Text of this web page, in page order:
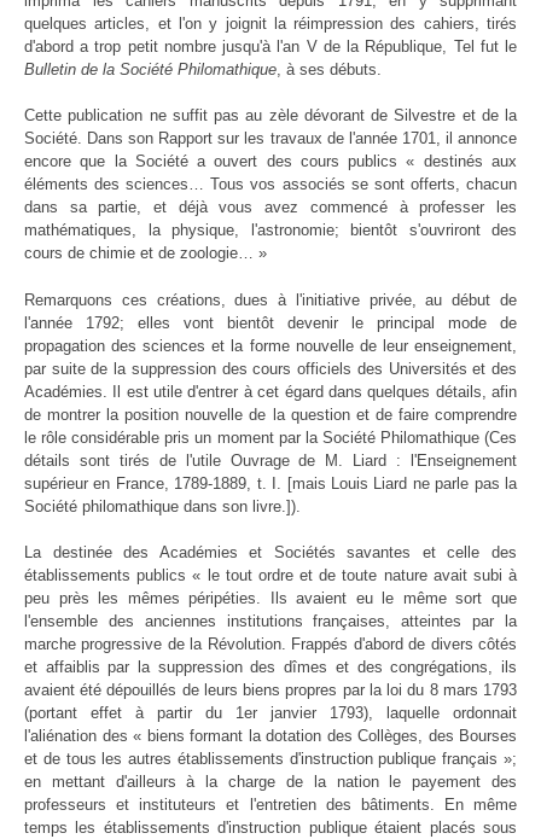
quelques articles, et l'on y joignit la réimpression des cahiers, tirés
d'abord a trop petit nombre jusqu'à l'an V de la République, Tel fut le
Bulletin de la Société Philomathique, à ses débuts.
Cette publication ne suffit pas au zèle dévorant de Silvestre et de la
Société. Dans son Rapport sur les travaux de l'année 1701, il annonce
encore que la Société a ouvert des cours publics « destinés aux
éléments des sciences… Tous vos associés se sont offerts, chacun
dans sa partie, et déjà vous avez commencé à professer les
mathématiques, la physique, l'astronomie; bientôt s'ouvriront des
cours de chimie et de zoologie… »
Remarquons ces créations, dues à l'initiative privée, au début de
l'année 1792; elles vont bientôt devenir le principal mode de
propagation des sciences et la forme nouvelle de leur enseignement,
par suite de la suppression des cours officiels des Universités et des
Académies. Il est utile d'entrer à cet égard dans quelques détails, afin
de montrer la position nouvelle de la question et de faire comprendre
le rôle considérable pris un moment par la Société Philomathique (Ces
détails sont tirés de l'utile Ouvrage de M. Liard : l'Enseignement
supérieur en France, 1789-1889, t. I. [mais Louis Liard ne parle pas la
Société philomathique dans son livre.]).
La destinée des Académies et Sociétés savantes et celle des
établissements publics « le tout ordre et de toute nature avait subi à
peu près les mêmes péripéties. Ils avaient eu le même sort que
l'ensemble des anciennes institutions françaises, atteintes par la
marche progressive de la Révolution. Frappés d'abord de divers côtés
et affaiblis par la suppression des dîmes et des congrégations, ils
avaient été dépouillés de leurs biens propres par la loi du 8 mars 1793
(portant effet à partir du 1er janvier 1793), laquelle ordonnait
l'aliénation des « biens formant la dotation des Collèges, des Bourses
et de tous les autres établissements d'instruction publique français »;
en mettant d'ailleurs à la charge de la nation le payement des
professeurs et instituteurs et l'entretien des bâtiments. En même
temps les établissements d'instruction publique étaient placés sous